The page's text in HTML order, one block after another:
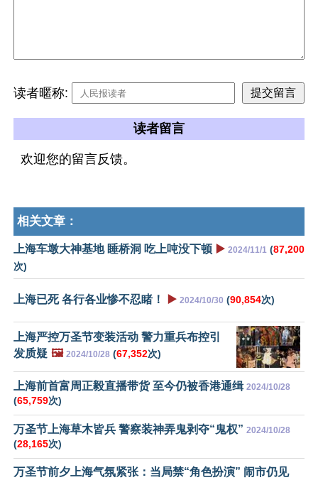
读者暱称:
读者留言
欢迎您的留言反馈。
相关文章：
上海车墩大神基地 睡桥洞 吃上吨没下顿 ▶️ 2024/11/1 (87,200
次)
上海已死 各行各业惨不忍睹！ ▶️ 2024/10/30 (90,854次)
上海严控万圣节变装活动 警力重兵布控引
发质疑 🖼️ 2024/10/28 (67,352次)
上海前首富周正毅直播带货 至今仍被香港通缉 2024/10/28
(65,759次)
万圣节上海草木皆兵 警察装神弄鬼剥夺“鬼权” 2024/10/28
(28,165次)
万圣节前夕上海气氛紧张：当局禁“角色扮演” 闹市仍见